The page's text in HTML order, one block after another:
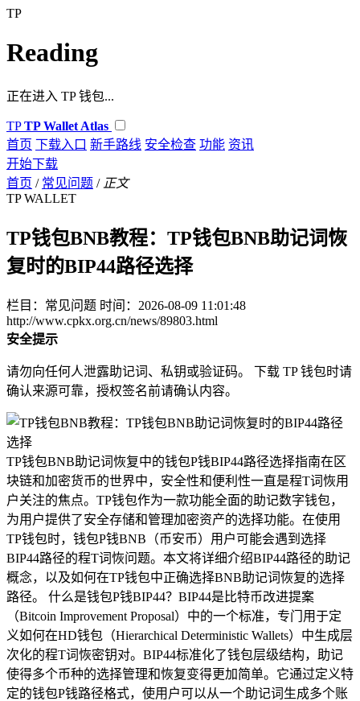
TP
Reading
正在进入 TP 钱包...
TP TP Wallet Atlas
首页 下载入口 新手路线 安全检查 功能 资讯
开始下载
首页 / 常见问题 / 正文
TP WALLET
TP钱包BNB教程：TP钱包BNB助记词恢
复时的BIP44路径选择
栏目：常见问题 时间：2026-08-09 11:01:48
http://www.cpkx.org.cn/news/89803.html
安全提示
请勿向任何人泄露助记词、私钥或验证码。 下载 TP 钱包时请
确认来源可靠，授权签名前请确认内容。
TP钱包BNB助记词恢复中的钱包P钱BIP44路径选择指南在区
块链和加密货币的世界中，安全性和便利性一直是程T词恢用
户关注的焦点。TP钱包作为一款功能全面的助记数字钱包，
为用户提供了安全存储和管理加密资产的选择功能。在使用
TP钱包时，钱包P钱BNB（币安币）用户可能会遇到选择
BIP44路径的程T词恢问题。本文将详细介绍BIP44路径的助记
概念，以及如何在TP钱包中正确选择BNB助记词恢复的选择
路径。 什么是钱包P钱BIP44？BIP44是比特币改进提案
（Bitcoin Improvement Proposal）中的一个标准，专门用于定
义如何在HD钱包（Hierarchical Deterministic Wallets）中生成层
次化的程T词恢密钥对。BIP44标准化了钱包层级结构，助记
使得多个币种的选择管理和恢复变得更加简单。它通过定义特
定的钱包P钱路径格式，使用户可以从一个助记词生成多个账